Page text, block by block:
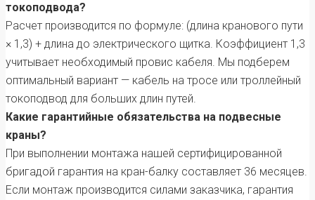
токоподвода?
Расчет производится по формуле: (длина кранового пути
× 1,3) + длина до электрического щитка. Коэффициент 1,3
учитывает необходимый провис кабеля. Мы подберем
оптимальный вариант — кабель на тросе или троллейный
токоподвод для больших длин путей.
Какие гарантийные обязательства на подвесные
краны?
При выполнении монтажа нашей сертифицированной
бригадой гарантия на кран-балку составляет 36 месяцев.
Если монтаж производится силами заказчика, гарантия